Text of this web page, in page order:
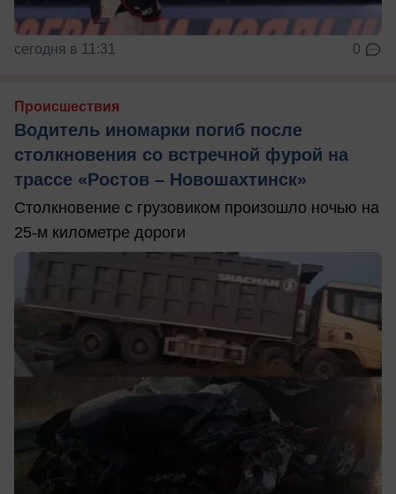
сегодня в 11:31 0
Происшествия
Водитель иномарки погиб после
столкновения со встречной фурой на
трассе «Ростов – Новошахтинск»
Столкновение с грузовиком произошло ночью на
25-м километре дороги